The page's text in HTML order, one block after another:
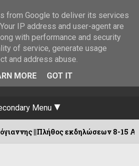
Menu
εκδηλώσεων 8-15 Αυγούστου!
from Google to deliver its services
IP address and user-agent are
with performance and security
of service, generate usage
and address abuse.
MORE
GOT IT